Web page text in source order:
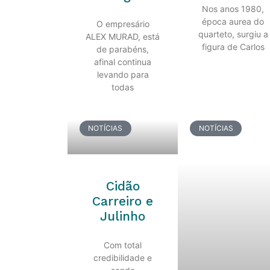
O empresário
ALEX MURAD, está
de parabéns,
afinal continua
levando para
todas
Nos anos 1980,
época aurea do
quarteto, surgiu a
figura de Carlos
NOTÍCIAS
Cidão
Carreiro e
Julinho
Com total
credibilidade e
NOTÍCIAS